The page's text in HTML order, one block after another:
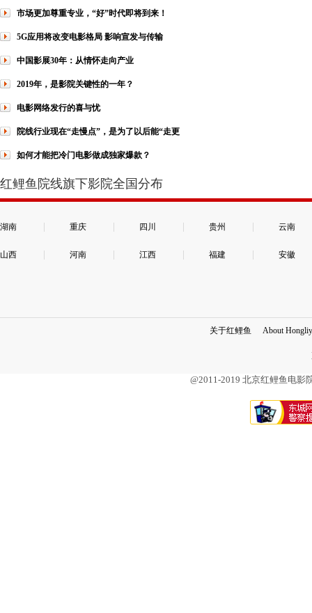
市场更加尊重专业，“好”时代即将到来！
5G应用将改变电影格局 影响宣发与传输
中国影展30年：从情怀走向产业
2019年，是影院关键性的一年？
电影网络发行的喜与忧
院线行业现在“走慢点”，是为了以后能“走更
如何才能把冷门电影做成独家爆款？
红鲤鱼院线旗下影院全国分布
湖南 重庆 四川 贵州 云南
山西 河南 江西 福建 安徽
关于红鲤鱼 About
@2011-2019 北京红鲤鱼电影